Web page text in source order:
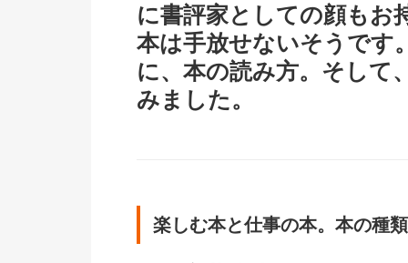
に書評家としての顔もお
本は手放せないそうです
に、本の読み方。そして
みました。
楽しむ本と仕事の本。本の種